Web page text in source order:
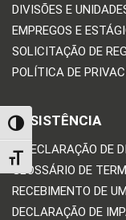
TOGGLE HIGH
TOGGLE FONT SIZE
DIVISÕES E
EMPREGOS E
SOLICITAÇÃO DE
POLÍTICA DE
ASSISTÊNCIA
A DECLARAÇÃO DE
GLOSSÁRIO DE
RECEBIMENTO DE
DECLARAÇÃO DE